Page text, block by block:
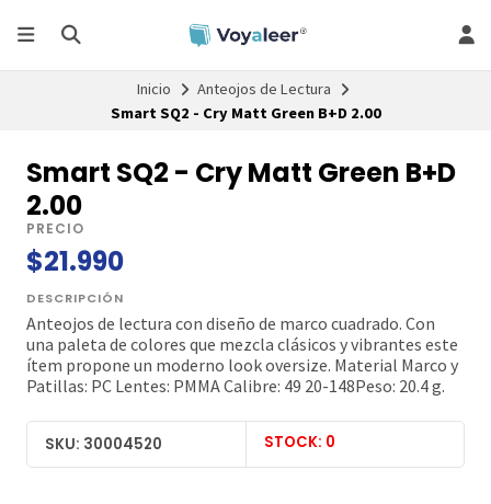
Inicio
Anteojos de Lectura
Smart SQ2 - Cry Matt Green B+D 2.00
Smart SQ2 - Cry Matt Green B+D
2.00
PRECIO
$21.990
DESCRIPCIÓN
Anteojos de lectura con diseño de marco cuadrado. Con
una paleta de colores que mezcla clásicos y vibrantes este
ítem propone un moderno look oversize. Material Marco y
Patillas: PC Lentes: PMMA Calibre: 49 20-148Peso: 20.4 g.
SKU: 30004520 STOCK: 0